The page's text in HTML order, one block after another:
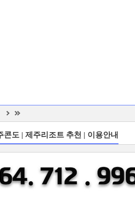
도 | 제주리조트 추천 | 이용안내